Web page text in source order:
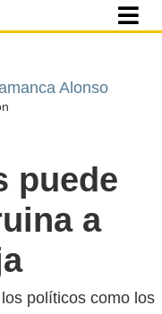
Alonso
puede
a
políticos como los